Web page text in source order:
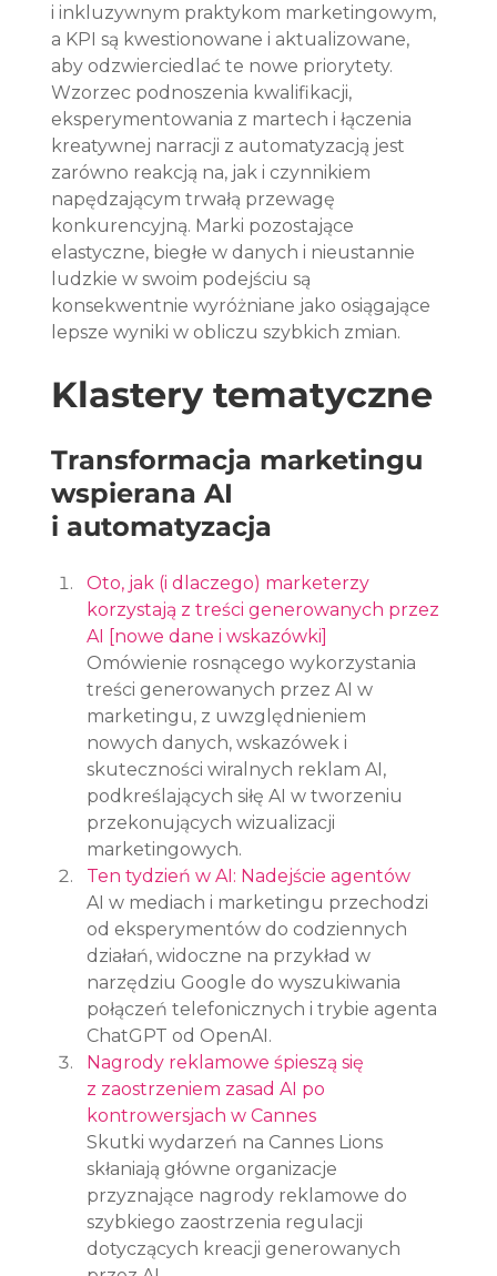
i inkluzywnym praktykom marketingowym,
a KPI są kwestionowane i aktualizowane,
aby odzwierciedlać te nowe priorytety.
Wzorzec podnoszenia kwalifikacji,
eksperymentowania z martech i łączenia
kreatywnej narracji z automatyzacją jest
zarówno reakcją na, jak i czynnikiem
napędzającym trwałą przewagę
konkurencyjną. Marki pozostające
elastyczne, biegłe w danych i nieustannie
ludzkie w swoim podejściu są
konsekwentnie wyróżniane jako osiągające
lepsze wyniki w obliczu szybkich zmian.
Klastery tematyczne
Transformacja marketingu
wspierana AI
i automatyzacja
Oto, jak (i dlaczego) marketerzy
korzystają z treści generowanych przez
AI [nowe dane i wskazówki]
Omówienie rosnącego wykorzystania
treści generowanych przez AI w
marketingu, z uwzględnieniem
nowych danych, wskazówek i
skuteczności wiralnych reklam AI,
podkreślających siłę AI w tworzeniu
przekonujących wizualizacji
marketingowych.
Ten tydzień w AI: Nadejście agentów
AI w mediach i marketingu przechodzi
od eksperymentów do codziennych
działań, widoczne na przykład w
narzędziu Google do wyszukiwania
połączeń telefonicznych i trybie agenta
ChatGPT od OpenAI.
Nagrody reklamowe śpieszą się
z zaostrzeniem zasad AI po
kontrowersjach w Cannes
Skutki wydarzeń na Cannes Lions
skłaniają główne organizacje
przyznające nagrody reklamowe do
szybkiego zaostrzenia regulacji
dotyczących kreacji generowanych